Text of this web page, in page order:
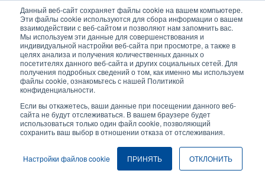
Данный веб-сайт сохраняет файлы cookie на вашем компьютере.
Эти файлы cookie используются для сбора информации о вашем
взаимодействии с веб-сайтом и позволяют нам запомнить вас.
Мы используем эти данные для совершенствования и
индивидуальной настройки веб-сайта при просмотре, а также в
целях анализа и получения количественных данных о
посетителях данного веб-сайта и других социальных сетей. Для
получения подробных сведений о том, как именно мы используем
файлы cookie, ознакомьтесь с нашей Политикой
конфиденциальности.
Если вы откажетесь, ваши данные при посещении данного веб-
сайта не будут отслеживаться. В вашем браузере будет
использоваться только один файл cookie, позволяющий
сохранить ваш выбор в отношении отказа от отслеживания.
Настройки файлов cookie ПРИНЯТЬ ОТКЛОНИТЬ
основному
содержанию
User
account
menu
User
Header
Селектор изделий
Связаться с отделом продаж
Наша продукция и решения универсальны и могут использоваться во
многих отраслях и сферах деятельности во всех странах
мира. Ознакомьтесь с нашей коллекцией историй успеха и узнайте
больше о том, какие инновационные решения в области создания
этикеток со штрихкодом мы предлагаем своим заказчикам.